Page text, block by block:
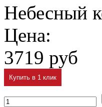
Небесный
Цена:
3719 руб
Купить в 1 клик